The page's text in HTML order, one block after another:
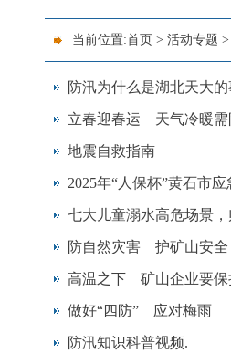
当前位置:首页 > 活动专题 >
防汛为什么是湖北天大的
立春迎春运 天气冷暖需
地震自救指南
2025年“人保杯”黄石市
七大儿童溺水高危场景
防自然灾害 护矿山安全
高温之下 矿山企业要保
做好“四防” 应对梅雨
防汛知识科普视频.